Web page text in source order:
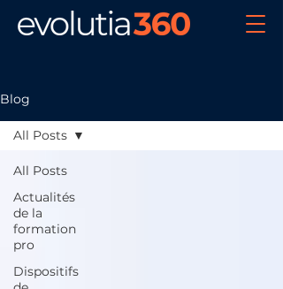
Blog
All Posts
Actualités
de la
formation
pro
Dispositifs
All Posts